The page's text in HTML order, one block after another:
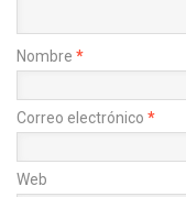
Nombre *
Correo electrónico *
Web